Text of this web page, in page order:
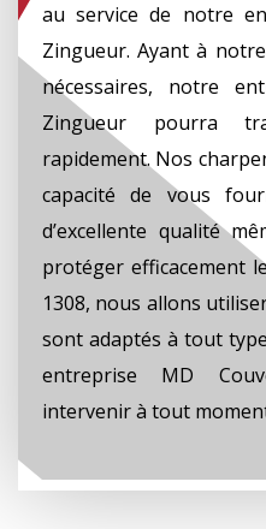
au service de notre
Zingueur. Ayant à
nécessaires, notre
Zingueur pourra
rapidement. Nos
capacité de vous
d’excellente qualité
protéger efficacement
1308, nous allons
sont adaptés à tout
entreprise MD
intervenir à tout